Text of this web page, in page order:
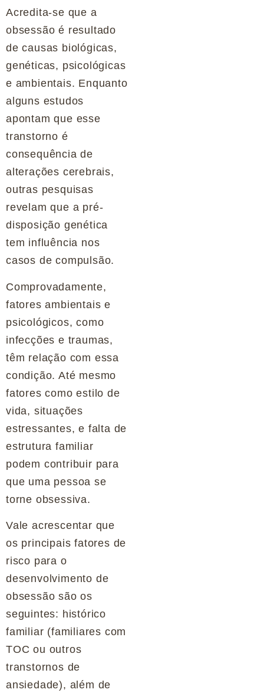
Acredita-se que a
obsessão é resultado
de causas biológicas,
genéticas, psicológicas
e ambientais. Enquanto
alguns estudos
apontam que esse
transtorno é
consequência de
alterações cerebrais,
outras pesquisas
revelam que a pré-
disposição genética
tem influência nos
casos de compulsão.
Comprovadamente,
fatores ambientais e
psicológicos, como
infecções e traumas,
têm relação com essa
condição. Até mesmo
fatores como estilo de
vida, situações
estressantes, e falta de
estrutura familiar
podem contribuir para
que uma pessoa se
torne obsessiva.
Vale acrescentar que
os principais fatores de
risco para o
desenvolvimento de
obsessão são os
seguintes: histórico
familiar (familiares com
TOC ou outros
transtornos de
ansiedade), além de